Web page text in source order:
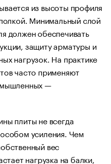
из высоты профиля
Минимальный слой
должен обеспечивать
защиту арматуры и
нагрузок. На практике
часто применяют
—
плиты не всегда
усиления. Чем
вес
нагрузка на балки,